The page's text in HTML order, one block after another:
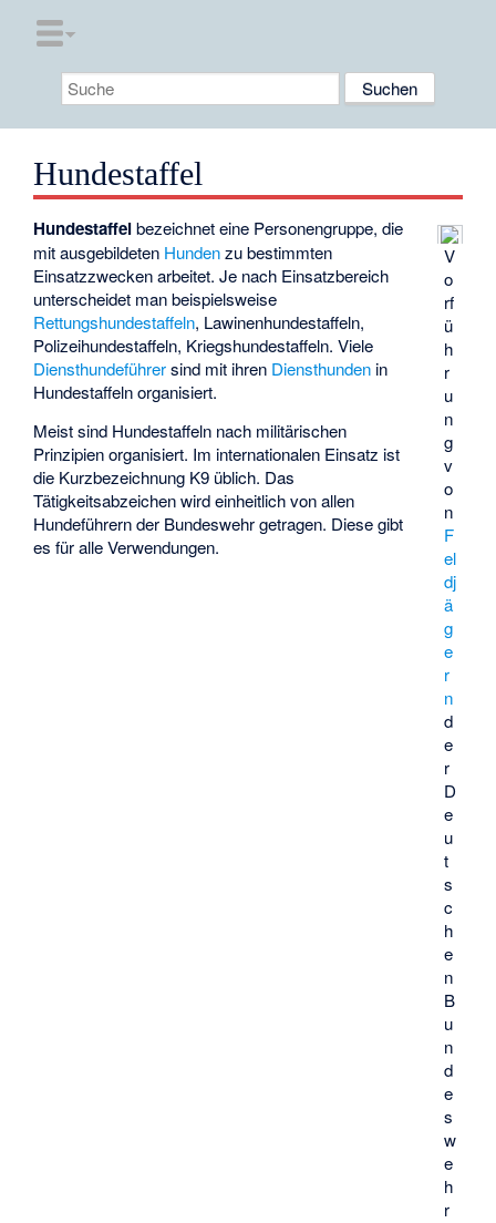
Hundestaffel
V
o
rf
ü
h
r
u
n
g
v
o
n
F
el
dj
ä
g
e
r
n
d
e
r
D
e
u
t
s
c
h
e
n
B
u
n
d
e
s
w
e
h
r
Hundestaffelbezeichnet eine Personengruppe, die
mit ausgebildeten Hundenzu bestimmten
Einsatzzwecken arbeitet. Je nach Einsatzbereich
unterscheidet man beispielsweise
Rettungshundestaffeln, Lawinenhundestaffeln,
Polizeihundestaffeln, Kriegshundestaffeln. Viele
Diensthundeführersind mit ihren Diensthunden in
Hundestaffeln organisiert.
Meist sind Hundestaffeln nach militärischen
Prinzipien organisiert. Im internationalen Einsatz ist
die Kurzbezeichnung K9 üblich. Das
Tätigkeitsabzeichen wird einheitlich von allen
Hundeführern der Bundeswehr getragen. Diese gibt
es für alle Verwendungen.